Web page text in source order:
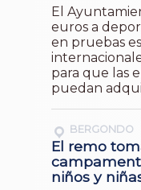
El
euros a
en pruebas
para que las
puedan
BERGONDO
El remo
niños y